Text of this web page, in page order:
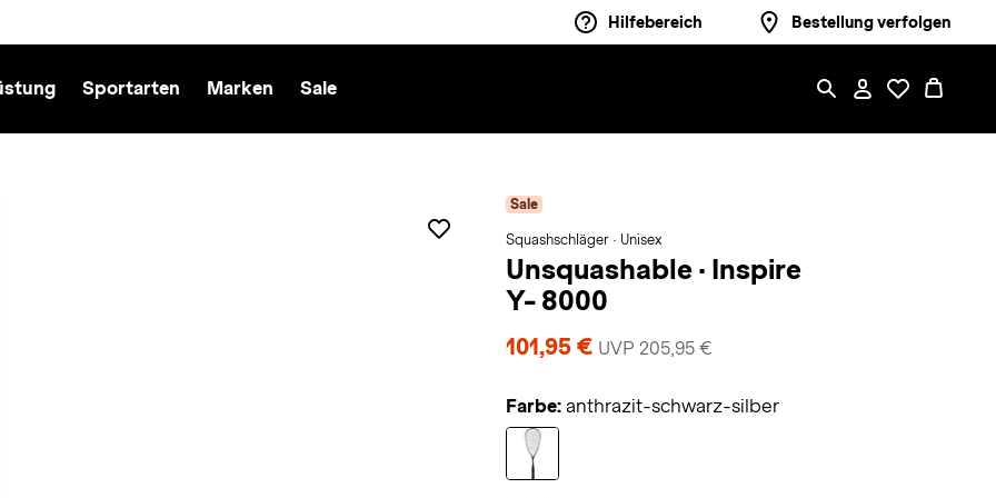
Hilfebereich Bestellung verfolgen
Sportarten Marken Sale
Sale
Squashschläger · Unisex
Unsquashable · Inspire
Y- 8000
101,95 € UVP 205,95 €
Farbe: anthrazit-schwarz-silber